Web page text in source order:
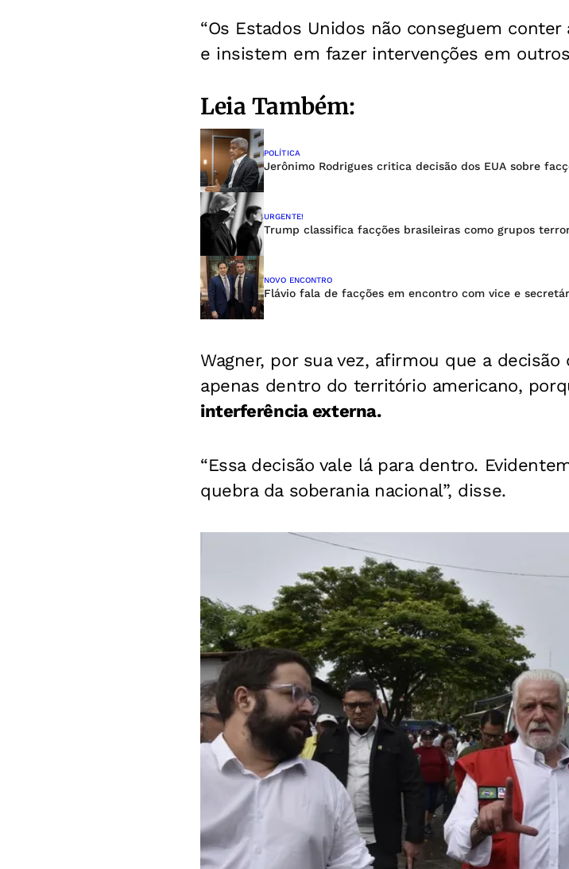
“Os Estados Unidos não conseguem
e insistem em fazer intervenções em
Leia Também:
POLÍTICA
Jerônimo Rodrigues critica decisão dos EUA sobre
URGENTE!
Trump classifica facções brasileiras como grupos
NOVO ENCONTRO
Flávio fala de facções em encontro com vice e
Wagner, por sua vez, afirmou que a
apenas dentro do território americano,
interferência externa.
“Essa decisão vale lá para dentro.
quebra da soberania nacional”, disse.